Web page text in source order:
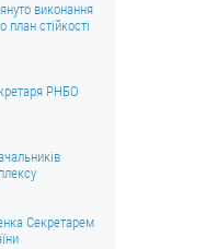
виконання
план стійкості
РНБО
Секретарем